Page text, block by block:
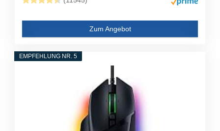
Zum Angebot
EMPFEHLUNG NR. 5